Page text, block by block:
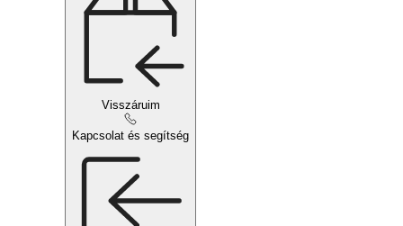
Visszáruim
Kapcsolat és segítség